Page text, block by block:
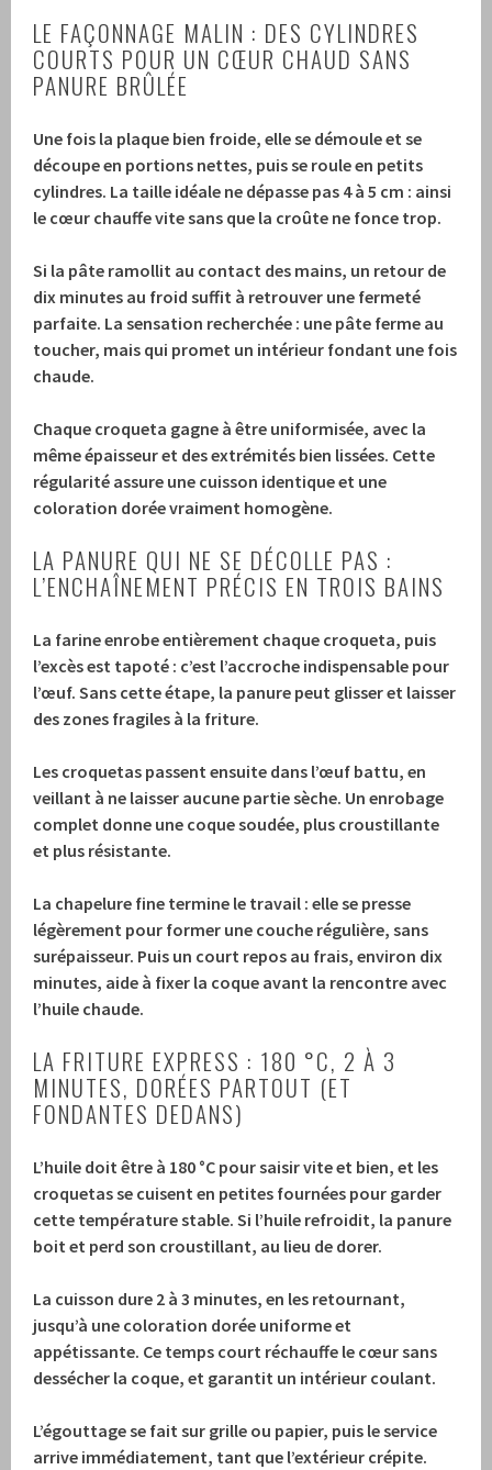
LE FAÇONNAGE MALIN : DES CYLINDRES
COURTS POUR UN CŒUR CHAUD SANS
PANURE BRÛLÉE
Une fois la plaque bien froide, elle se démoule et se
découpe en portions nettes, puis se roule en petits
cylindres. La taille idéale ne dépasse pas 4 à 5 cm : ainsi
le cœur chauffe vite sans que la croûte ne fonce trop.
Si la pâte ramollit au contact des mains, un retour de
dix minutes au froid suffit à retrouver une fermeté
parfaite. La sensation recherchée : une pâte ferme au
toucher, mais qui promet un intérieur fondant une fois
chaude.
Chaque croqueta gagne à être uniformisée, avec la
même épaisseur et des extrémités bien lissées. Cette
régularité assure une cuisson identique et une
coloration dorée vraiment homogène.
LA PANURE QUI NE SE DÉCOLLE PAS :
L’ENCHAÎNEMENT PRÉCIS EN TROIS BAINS
La farine enrobe entièrement chaque croqueta, puis
l’excès est tapoté : c’est l’accroche indispensable pour
l’œuf. Sans cette étape, la panure peut glisser et laisser
des zones fragiles à la friture.
Les croquetas passent ensuite dans l’œuf battu, en
veillant à ne laisser aucune partie sèche. Un enrobage
complet donne une coque soudée, plus croustillante
et plus résistante.
La chapelure fine termine le travail : elle se presse
légèrement pour former une couche régulière, sans
surépaisseur. Puis un court repos au frais, environ dix
minutes, aide à fixer la coque avant la rencontre avec
l’huile chaude.
LA FRITURE EXPRESS : 180 °C, 2 À 3
MINUTES, DORÉES PARTOUT (ET
FONDANTES DEDANS)
L’huile doit être à 180 °C pour saisir vite et bien, et les
croquetas se cuisent en petites fournées pour garder
cette température stable. Si l’huile refroidit, la panure
boit et perd son croustillant, au lieu de dorer.
La cuisson dure 2 à 3 minutes, en les retournant,
jusqu’à une coloration dorée uniforme et
appétissante. Ce temps court réchauffe le cœur sans
dessécher la coque, et garantit un intérieur coulant.
L’égouttage se fait sur grille ou papier, puis le service
arrive immédiatement, tant que l’extérieur crépite.